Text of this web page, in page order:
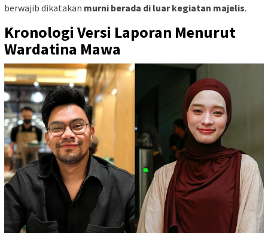
berwajib dikatakan murni berada di luar kegiatan majelis.
Kronologi Versi Laporan Menurut
Wardatina Mawa